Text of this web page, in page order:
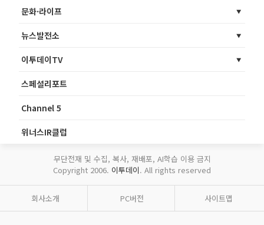
문화·라이프
뉴스발전소
이투데이TV
스페셜리포트
Channel 5
위너스IR클럽
무단전재 및 수집, 복사, 재배포, AI학습 이용 금지
Copyright 2006. 이투데이. All rights reserved
회사소개 PC버전 사이트맵